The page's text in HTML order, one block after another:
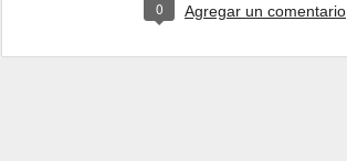
0 Agregar un comentario